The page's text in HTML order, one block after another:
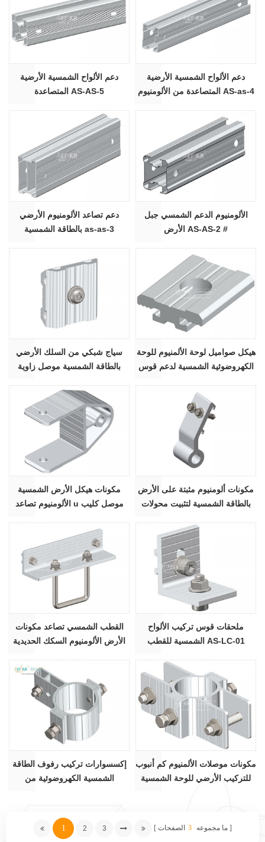
دعم الألواح الشمسية الأرضية
المتصاعدة AS-AS-5
دعم الألواح الشمسية الأرضية
المتصاعدة من الألومنيوم AS-as-4
دعم تصاعد الألومنيوم الأرضي
بالطاقة الشمسية as-as-3
الألومنيوم الدعم الشمسي جبل
الأرض AS-AS-2 #
سياج شبكي من السلك الأرضي
بالطاقة الشمسية موصل زاوية
هيكل صواميل لوحة الألمنيوم للوحة
الكهروضوئية الشمسية لدعم قوس
مكونات هيكل الأرض الشمسية
الألومنيوم تصاعد u موصل كليب
مكونات ألومنيوم مثبتة على الأرض
بالطاقة الشمسية لتثبيت محولات
القطب الشمسي تصاعد مكونات
الأرض الألومنيوم السكك الحديدية
ملحقات قوس تركيب الألواح
الشمسية للقطب AS-LC-01
إكسسوارات تركيب رفوف الطاقة
الشمسية الكهروضوئية من
مكونات موصلات الألمنيوم كم أنبوب
للتركيب الأرضي للوحة الشمسية
1 2 3 ما مجموعه 3 الصفحات